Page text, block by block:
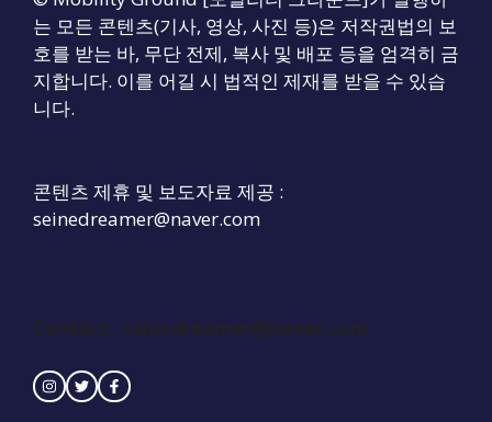
는 모든 콘텐츠(기사, 영상, 사진 등)은 저작권법의 보
호를 받는 바, 무단 전제, 복사 및 배포 등을 엄격히 금
지합니다. 이를 어길 시 법적인 제재를 받을 수 있습
니다.
콘텐츠 제휴 및 보도자료 제공 :
seinedreamer@naver.com
Contact : seinedreamer@naver.com